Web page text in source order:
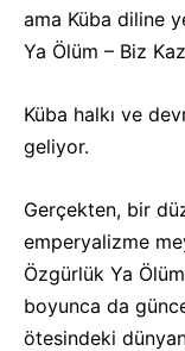
ama Küba diline
Ya Ölüm – Biz
Küba halkı ve
geliyor.
Gerçekten, bir
emperyalizme
Özgürlük Ya
boyunca da
ötesindeki